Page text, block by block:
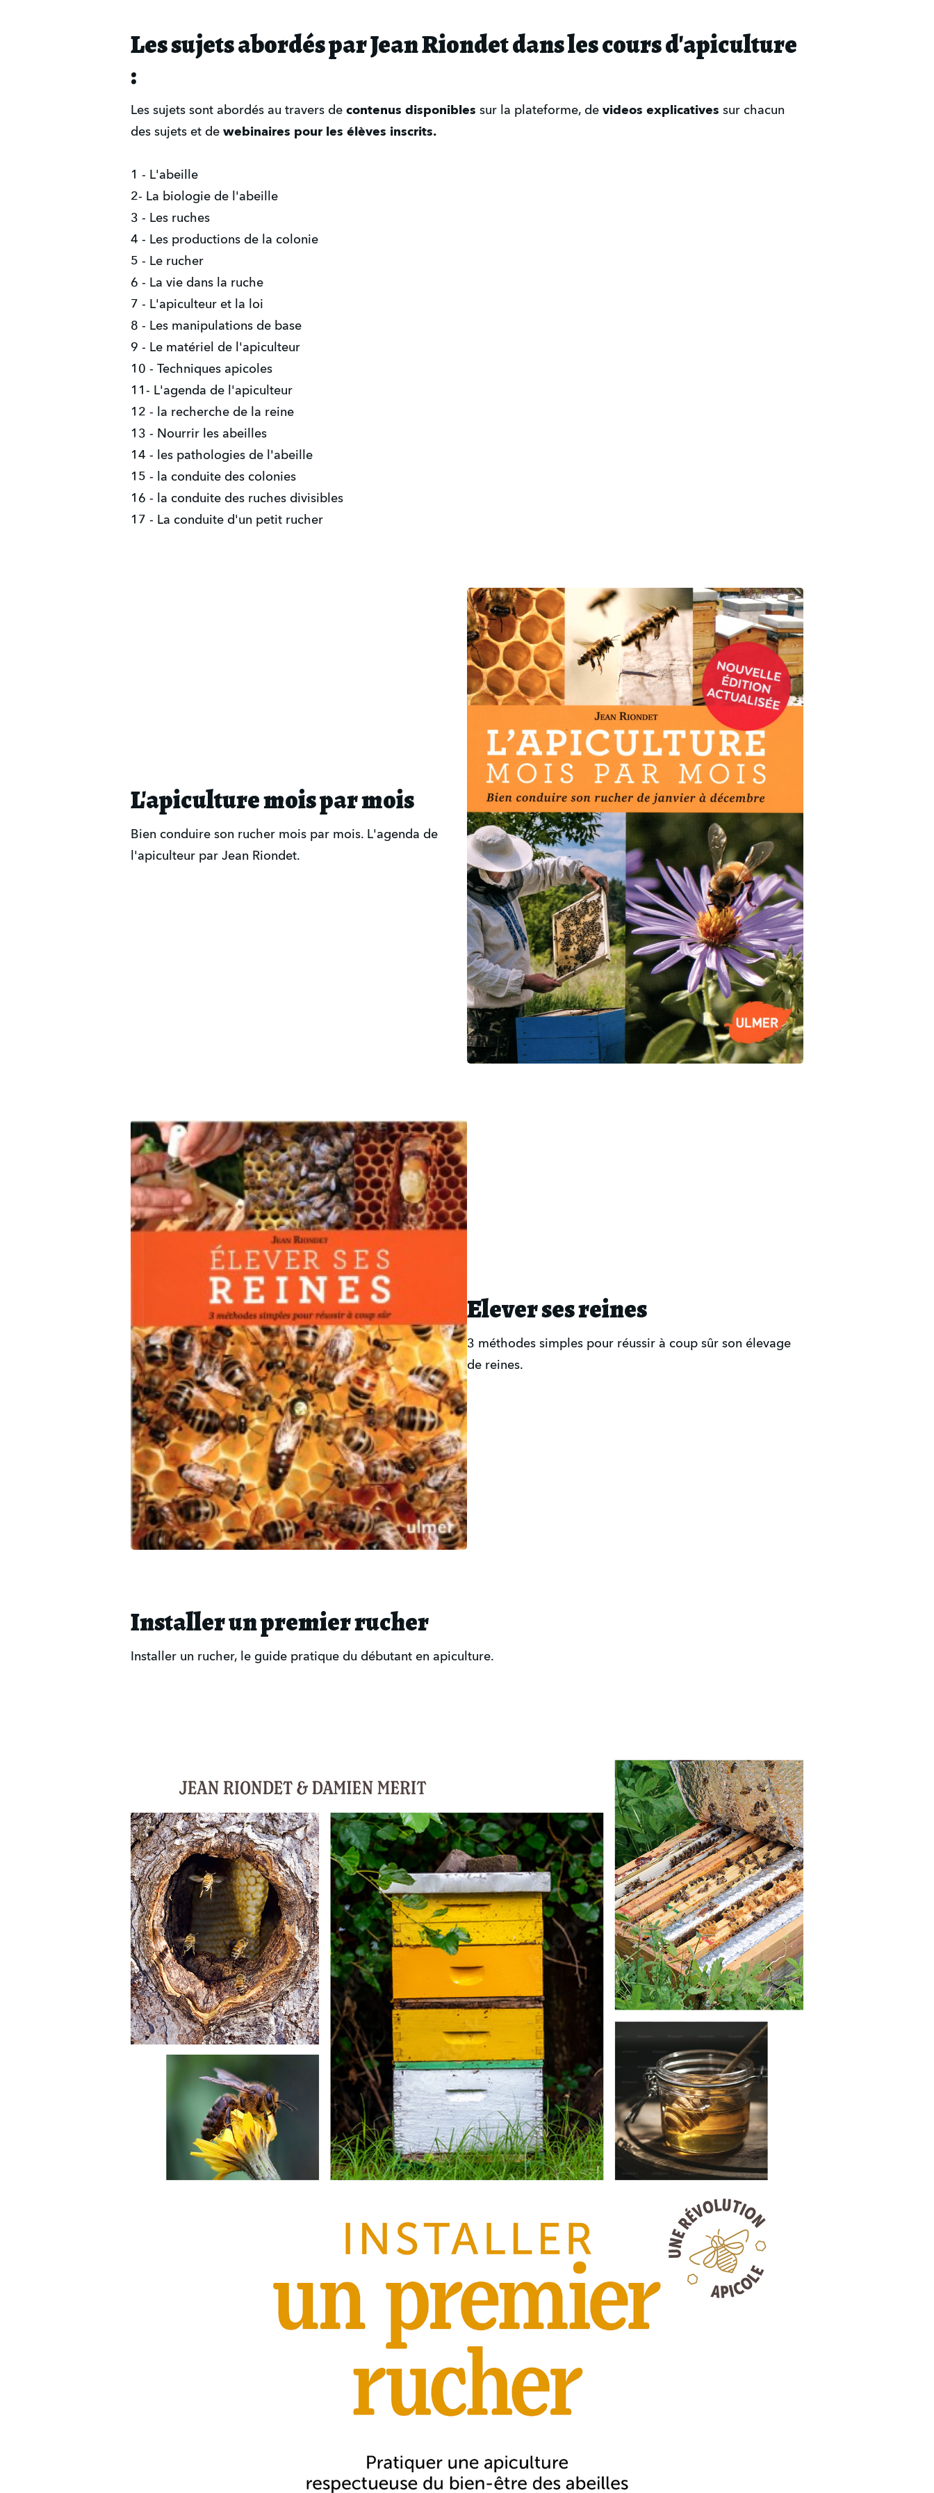
Les sujets abordés par Jean Riondet dans les cours d'apiculture
:
Les sujets sont abordés au travers de contenus disponibles sur la plateforme, de videos explicatives sur chacun
des sujets et de webinaires pour les élèves inscrits.
1 - L'abeille
2- La biologie de l'abeille
3 - Les ruches
4 - Les productions de la colonie
5 - Le rucher
6 - La vie dans la ruche
7 - L'apiculteur et la loi
8 - Les manipulations de base
9 - Le matériel de l'apiculteur
10 - Techniques apicoles
11- L'agenda de l'apiculteur
12 - la recherche de la reine
13 - Nourrir les abeilles
14 - les pathologies de l'abeille
15 - la conduite des colonies
16 - la conduite des ruches divisibles
17 - La conduite d'un petit rucher
L'apiculture mois par mois
Bien conduire son rucher mois par mois. L'agenda de
l'apiculteur par Jean Riondet.
Elever ses reines
3 méthodes simples pour réussir à coup sûr son élevage
de reines.
Installer un premier rucher
Installer un rucher, le guide pratique du débutant en apiculture.